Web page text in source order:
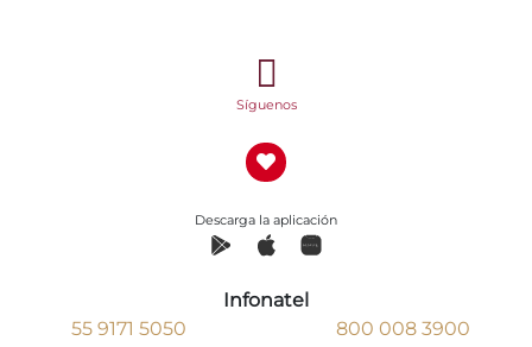
Síguenos
Descarga la aplicación
Infonatel
55 9171 5050
800 008 3900